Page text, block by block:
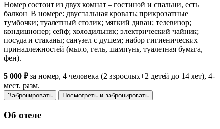
Номер состоит из двух комнат – гостиной и спальни, есть
балкон. В номере: двуспальная кровать; прикроватные
тумбочки; туалетный столик; мягкий диван; телевизор;
кондиционер; сейф; холодильник; электрический чайник;
посуда и стаканы; санузел с душем; набор гигиенических
принадлежностей (мыло, гель, шампунь, туалетная бумага,
фен).
5 000 ₽за номер, 4 человека (2 взрослых+2 детей до 14 лет), 4-
мест. разм.
Забронировать Посмотреть и забронировать
Об отеле